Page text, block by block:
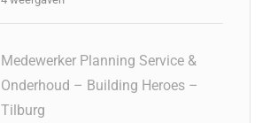
Medewerker Planning Service &
Onderhoud – Building Heroes –
Tilburg